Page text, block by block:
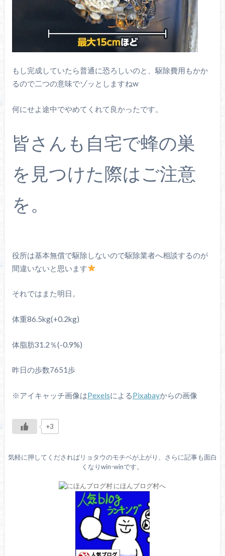
もし完成していたら普通に恐ろしいのと、駆除費用もかか
るので二つの意味でゾッとしますねw
何にせよ途中でやめてくれて良かったです。
皆さんも自宅で蜂の巣
を見つけた際はご注意
を。
役所は基本無償で駆除しないので駆除業者へ相談するのが
間違いないと思います
それではまた明日。
体重86.5kg(+0.2kg)
体脂肪31.2％(-0.9%)
昨日の歩数7651歩
※アイキャッチ画像はPexelsによるPixabayからの画像
+3
気軽に押してくださればリョタウのモチベが上がり、さらに記事も面白
くなりwin-winです。